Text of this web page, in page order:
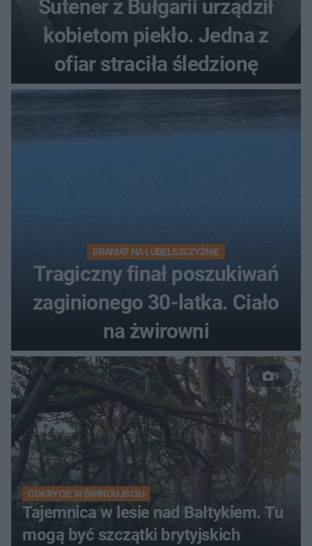
Sutener z Bułgarii urządził
kobietom piekło. Jedna z
ofiar straciła śledzionę
DRAMAT NA LUBELSZCZYŹNIE
Tragiczny finał poszukiwań
zaginionego 30-latka. Ciało
na żwirowni
9
ODKRYCIE W ŚWINOUJŚCIU
Tajemnica w lesie nad Bałtykiem. Tu
mogą być szczątki brytyjskich